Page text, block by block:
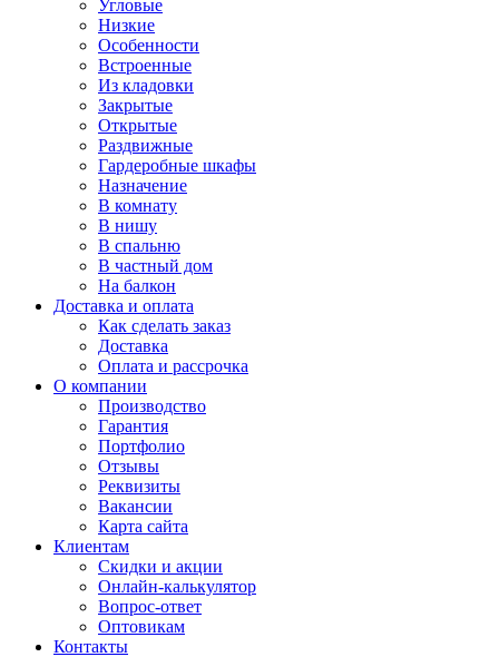
Угловые
Низкие
Особенности
Встроенные
Из кладовки
Закрытые
Открытые
Раздвижные
Гардеробные шкафы
Назначение
В комнату
В нишу
В спальню
В частный дом
На балкон
Доставка и оплата
Как сделать заказ
Доставка
Оплата и рассрочка
О компании
Производство
Гарантия
Портфолио
Отзывы
Реквизиты
Вакансии
Карта сайта
Клиентам
Скидки и акции
Онлайн-калькулятор
Вопрос-ответ
Оптовикам
Контакты